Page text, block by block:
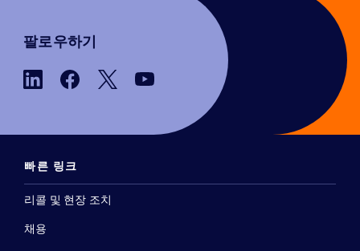
팔로우하기
빠른 링크
리콜 및 현장 조치
채용